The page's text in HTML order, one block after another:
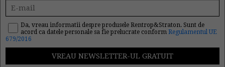
Indemnizatia de concediu
de odihna. Modalitate de
calcul
Da, vreau informatii despre produsele Rentrop&Straton. Sunt de
acord ca datele personale sa fie prelucrate conform Regulamentul UE
679/2016